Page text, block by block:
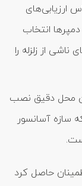
ارزیابی‌های
انتخاب
از زلزله را
محل دقیق نصب
سازه آسانسور
حاصل کرد